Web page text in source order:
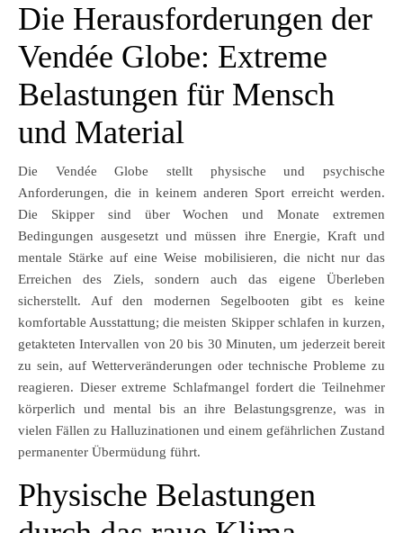
Die Herausforderungen der
Vendée Globe: Extreme
Belastungen für Mensch
und Material
Die Vendée Globe stellt physische und psychische
Anforderungen, die in keinem anderen Sport erreicht werden.
Die Skipper sind über Wochen und Monate extremen
Bedingungen ausgesetzt und müssen ihre Energie, Kraft und
mentale Stärke auf eine Weise mobilisieren, die nicht nur das
Erreichen des Ziels, sondern auch das eigene Überleben
sicherstellt. Auf den modernen Segelbooten gibt es keine
komfortable Ausstattung; die meisten Skipper schlafen in kurzen,
getakteten Intervallen von 20 bis 30 Minuten, um jederzeit bereit
zu sein, auf Wetterveränderungen oder technische Probleme zu
reagieren. Dieser extreme Schlafmangel fordert die Teilnehmer
körperlich und mental bis an ihre Belastungsgrenze, was in
vielen Fällen zu Halluzinationen und einem gefährlichen Zustand
permanenter Übermüdung führt.
Physische Belastungen